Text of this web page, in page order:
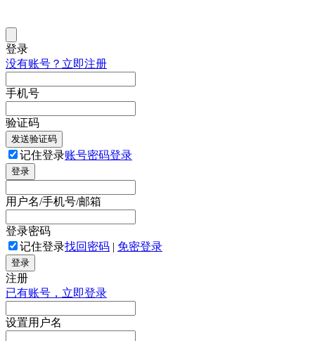
登录
没有账号？立即注册
手机号
验证码
发送验证码
记住登录账号密码登录
登录
用户名/手机号/邮箱
登录密码
记住登录找回密码 | 免密登录
登录
注册
已有账号，立即登录
设置用户名